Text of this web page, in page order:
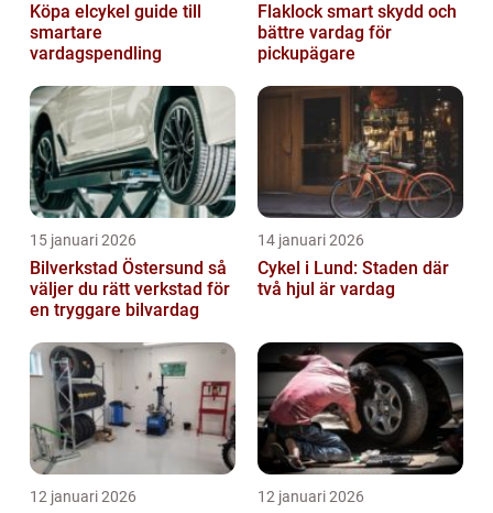
Köpa elcykel guide till
smartare
vardagspendling
Flaklock smart skydd och
bättre vardag för
pickupägare
15 januari 2026
Bilverkstad Östersund så
väljer du rätt verkstad för
en tryggare bilvardag
14 januari 2026
Cykel i Lund: Staden där
två hjul är vardag
12 januari 2026 12 januari 2026